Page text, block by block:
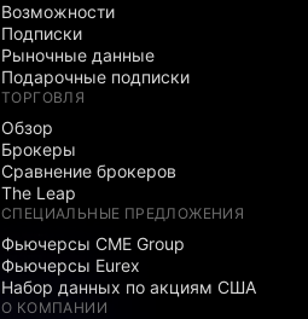
Возможности
Подписки
Рыночные данные
Подарочные подписки
ТОРГОВЛЯ
Обзор
Брокеры
Сравнение брокеров
The Leap
СПЕЦИАЛЬНЫЕ ПРЕДЛОЖЕНИЯ
Фьючерсы CME Group
Фьючерсы Eurex
Набор данных по акциям США
О КОМПАНИИ